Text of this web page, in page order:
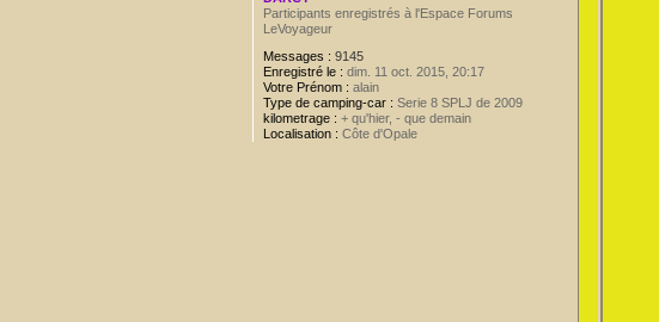
Participants enregistrés à l'Espace Forums
LeVoyageur
Messages : 9145
Enregistré le : dim. 11 oct. 2015, 20:17
Votre Prénom : alain
Type de camping-car : Serie 8 SPLJ de 2009
kilometrage : + qu'hier, - que demain
Localisation : Côte d'Opale